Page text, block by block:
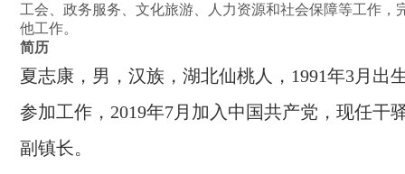
工会、政务服务、文化旅游、人力资源和社会保障等工作，
他工作。
简历
夏志康，男，汉族，湖北仙桃人，1991年3月出
参加工作，2019年7月加入中国共产党，现任干
副镇长。